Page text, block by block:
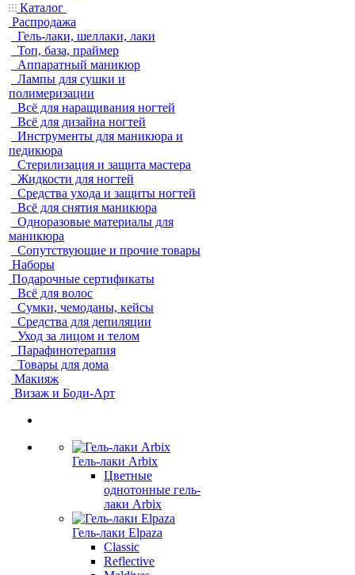
Каталог
Распродажа
Гель-лаки, шеллаки, лаки
Топ, база, праймер
Аппаратный маникюр
Лампы для сушки и
полимеризации
Всё для наращивания ногтей
Всё для дизайна ногтей
Инструменты для маникюра и
педикюра
Стерилизация и защита мастера
Жидкости для ногтей
Средства ухода и защиты ногтей
Всё для снятия маникюра
Одноразовые материалы для
маникюра
Сопутствующие и прочие товары
Наборы
Подарочные сертификаты
Всё для волос
Сумки, чемоданы, кейсы
Средства для депиляции
Уход за лицом и телом
Парафинотерапия
Товары для дома
Макияж
Визаж и Боди-Арт
Гель-лаки Arbix
Цветные
однотонные гель-
лаки Arbix
Гель-лаки Elpaza
Classic
Reflective